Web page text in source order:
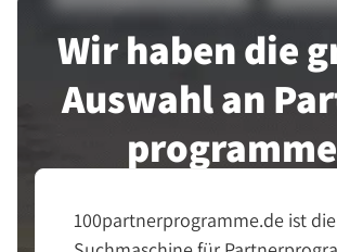
Wir haben die
Auswahl an
100partnerprogramme.de ist